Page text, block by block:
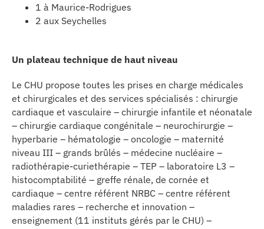
1 à Maurice-Rodrigues
2 aux Seychelles
Un plateau technique de haut niveau
Le CHU propose toutes les prises en charge médicales
et chirurgicales et des services spécialisés : chirurgie
cardiaque et vasculaire – chirurgie infantile et néonatale
– chirurgie cardiaque congénitale – neurochirurgie –
hyperbarie – hématologie – oncologie – maternité
niveau III – grands brûlés – médecine nucléaire –
radiothérapie-curiethérapie – TEP – laboratoire L3 –
histocomptabilité – greffe rénale, de cornée et
cardiaque – centre référent NRBC – centre référent
maladies rares – recherche et innovation –
enseignement (11 instituts gérés par le CHU) –